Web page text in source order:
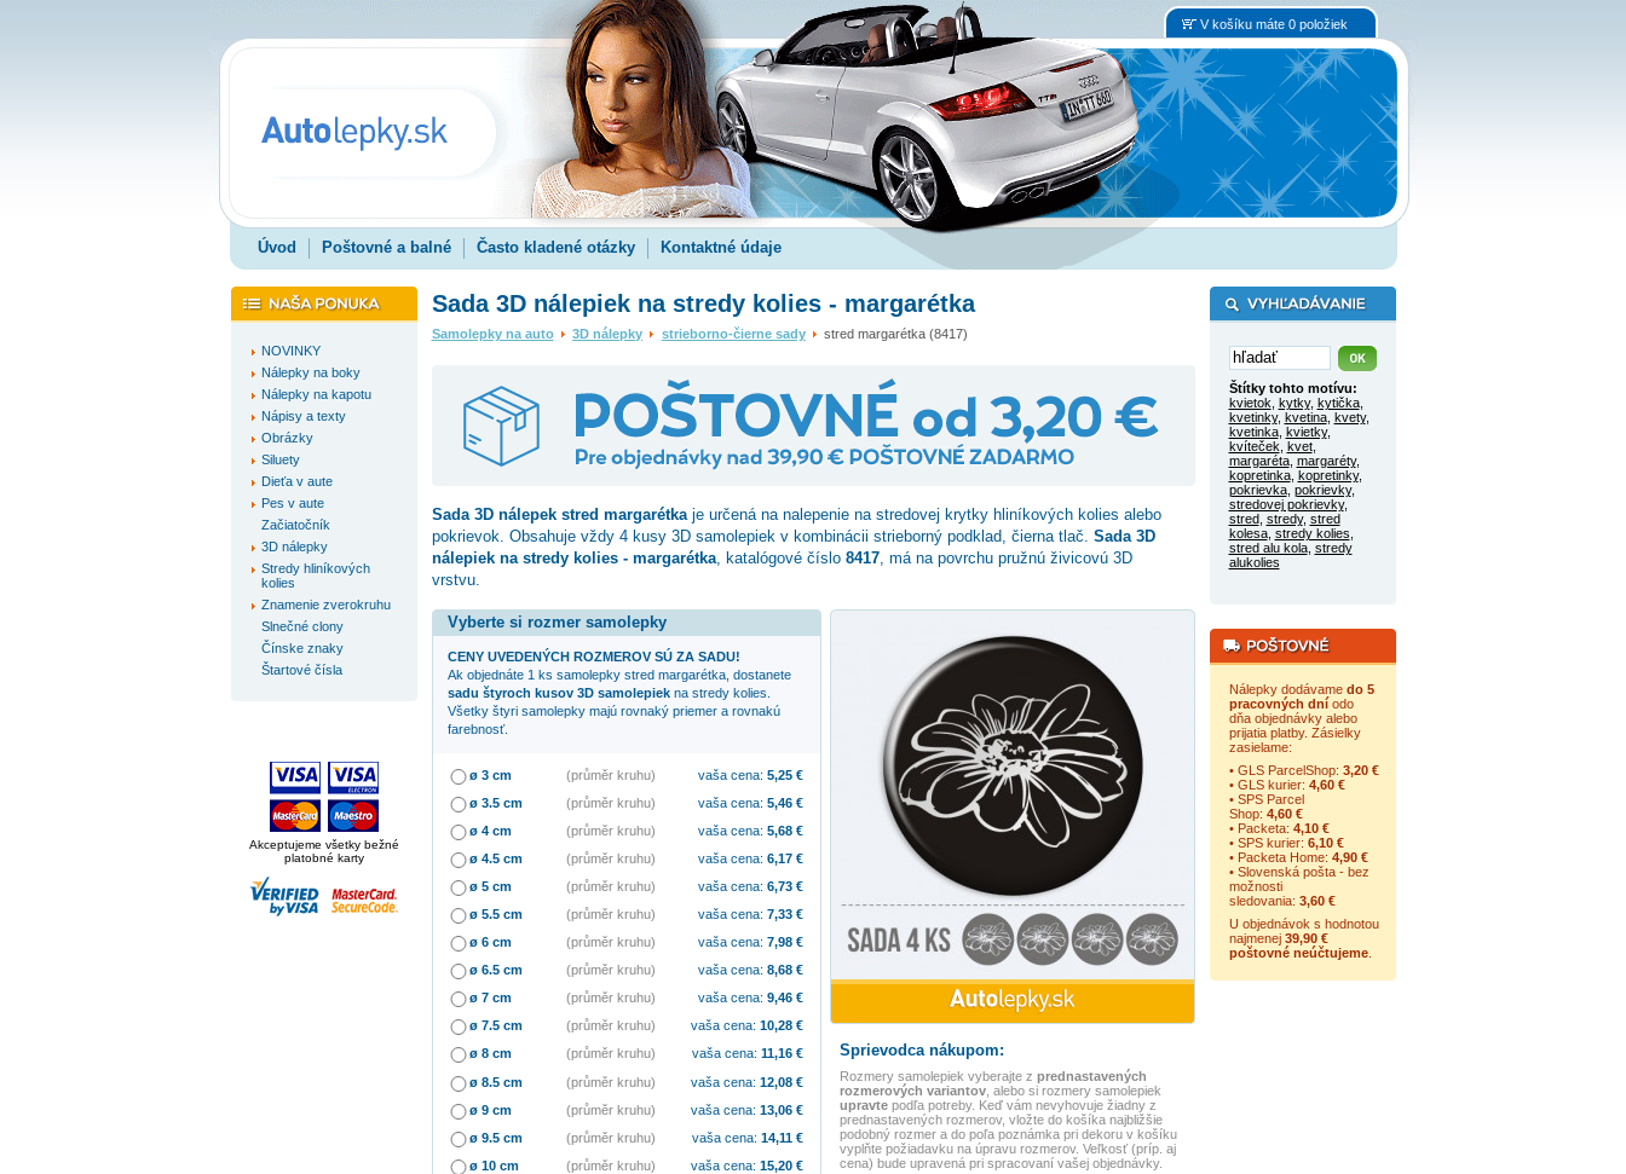
V košíku máte 0 položiek
Úvod Poštovné a balné Často kladené otázky Kontaktné údaje
NOVINKY
Nálepky na boky
Nálepky na kapotu
Nápisy a texty
Obrázky
Siluety
Dieťa v aute
Pes v aute
Začiatočník
3D nálepky
Stredy hliníkových
kolies
Znamenie zverokruhu
Slnečné clony
Čínske znaky
Štartové čísla
Akceptujeme všetky bežné
platobné karty
Sada 3D nálepiek na stredy kolies - margarétka
Samolepky na auto 3D nálepky strieborno-čierne sady stred margarétka (8417)
Sada 3D nálepek stred margarétkaje určená na nalepenie na stredovej krytky hliníkových kolies alebo
pokrievok. Obsahuje vždy 4 kusy 3D samolepiek v kombinácii strieborný podklad, čierna tlač. Sada 3D
nálepiek na stredy kolies - margarétka, katalógové číslo 8417, má na povrchu pružnú živicovú 3D
vrstvu.
Sprievodca nákupom:
Rozmery samolepiek vyberajte z prednastavených
rozmerových variantov, alebo si rozmery samolepiek
upravtepodľa potreby. Keď vám nevyhovuje žiadny z
prednastavených rozmerov, vložte do košíka najbližšie
podobný rozmer a do poľa poznámka pri dekoru v košíku
vyplňte požiadavku na úpravu rozmerov. Veľkosť (príp. aj
cena) bude upravená pri spracovaní vašej objednávky.
Vyberte si rozmer samolepky
CENY UVEDENÝCH ROZMEROV SÚ ZA SADU!
Ak objednáte 1 ks samolepky stred margarétka, dostanete
sadu štyroch kusov 3D samolepiekna stredy kolies.
Všetky štyri samolepky majú rovnaký priemer a rovnakú
farebnosť.
ø 3 cm (průměr kruhu) vaša cena: 5,25€
ø 3.5 cm
(průměr kruhu) vaša cena: 5,46€
ø 4 cm
(průměr kruhu) vaša cena: 5,68€
ø 4.5 cm
(průměr kruhu) vaša cena: 6,17€
ø 5 cm
(průměr kruhu) vaša cena: 6,73€
ø 5.5 cm
(průměr kruhu) vaša cena: 7,33€
ø 6 cm
(průměr kruhu) vaša cena: 7,98€
ø 6.5 cm
(průměr kruhu) vaša cena: 8,68€
ø 7 cm
(průměr kruhu) vaša cena: 9,46€
ø 7.5 cm
(průměr kruhu) vaša cena: 10,28€
ø 8 cm
(průměr kruhu) vaša cena: 11,16€
ø 8.5 cm
(průměr kruhu) vaša cena: 12,08€
ø 9 cm
(průměr kruhu) vaša cena: 13,06€
ø 9.5 cm
(průměr kruhu) vaša cena: 14,11€
ø 10 cm
(průměr kruhu) vaša cena: 15,20€
Štítky tohto motívu:
kvietok kytky, kytička,
kvetinky, kvetina, kvety,
kvetinka, kvietky,
kvíteček kvet,
margaréta, margaréty,
kopretinka, kopretinky,
pokrievka, pokrievky,
stredovej pokrievky,
stred, stredy, stred
kolesa, stredy kolies
stred alu kola, stredy
alukolies
Nálepky dodávame do 5
pracovných dníodo
dňa objednávky alebo
prijatia platby. Zásielky
zasielame:
• GLS ParcelShop: 3,20 €
• GLS kurier: 4,60 €
• SPS Parcel
Shop: 4,60 €
• Packeta: 4,10 €
• SPS kurier: 6,10 €
• Packeta Home: 4,90 €
• Slovenská pošta - bez
možnosti
sledovania: 3,60 €
U objednávok s hodnotou
najmenej 39,90 €
poštovné neúčtujeme.